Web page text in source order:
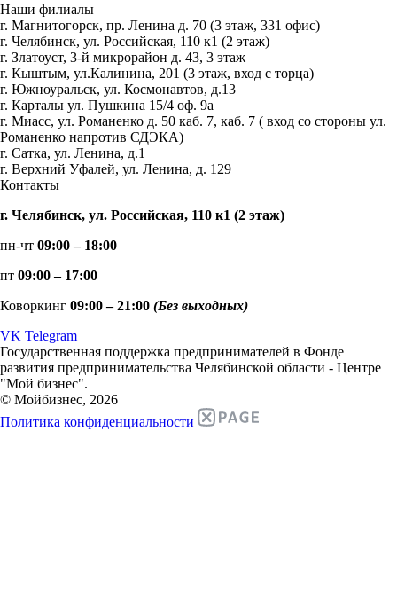
Наши филиалы
г. Магнитогорск, пр. Ленина д. 70 (3 этаж, 331 офис)
г. Челябинск, ул. Российская, 110 к1 (2 этаж)
г. Златоуст, 3-й микрорайон д. 43, 3 этаж
г. Кыштым, ул.Калинина, 201 (3 этаж, вход с торца)
г. Южноуральск, ул. Космонавтов, д.13
г. Карталы ул. Пушкина 15/4 оф. 9а
г. Миасс, ул. Романенко д. 50 каб. 7, каб. 7 ( вход со стороны ул.
Романенко напротив СДЭКА)
г. Сатка, ул. Ленина, д.1
г. Верхний Уфалей, ул. Ленина, д. 129
Контакты
г. Челябинск, ул. Российская, 110 к1 (2 этаж)
пн-чт 09:00 – 18:00
пт 09:00 – 17:00
Коворкинг 09:00 – 21:00 (Без выходных)
VK Telegram
Государственная поддержка предпринимателей в Фонде
развития предпринимательства Челябинской области - Центре
"Мой бизнес".
© Мойбизнес, 2026
Политика конфиденциальности